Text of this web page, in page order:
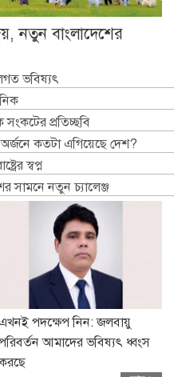
নতুন বাংলাদেশের
ভবিষ্যৎ
প্রতিচ্ছবি
কতটা এগিয়েছে দেশ?
স্বপ্ন
সামনে নতুন চ্যালেঞ্জ
এখনই পদক্ষেপ নিন: জলবায়ু
আমাদের ভবিষ্যৎ ধ্বংস